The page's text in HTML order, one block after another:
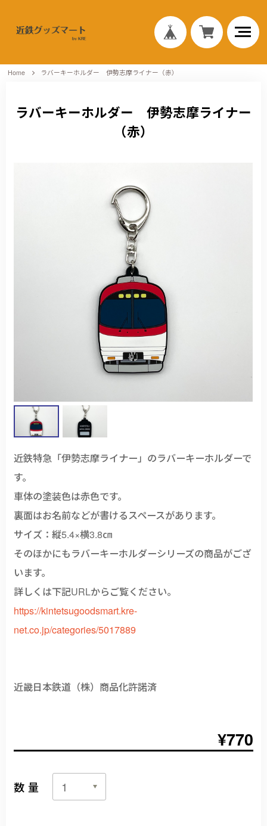
Home ラバーキーホルダー 伊勢志摩ライナー（赤）
ラバーキーホルダー 伊勢志摩ライナー
（赤）
近鉄特急「伊勢志摩ライナー」のラバーキーホルダーで
す。
車体の塗装色は赤色です。
裏面はお名前などが書けるスペースがあります。
サイズ：縦5.4×横3.8㎝
そのほかにもラバーキーホルダーシリーズの商品がござ
います。
詳しくは下記URLからご覧ください。
https://kintetsugoodsmart.kre-
net.co.jp/categories/5017889
近畿日本鉄道（株）商品化許諾済
¥770
数量